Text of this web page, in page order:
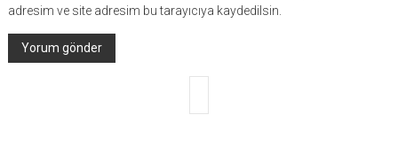
adresim ve site adresim bu tarayıcıya kaydedilsin.